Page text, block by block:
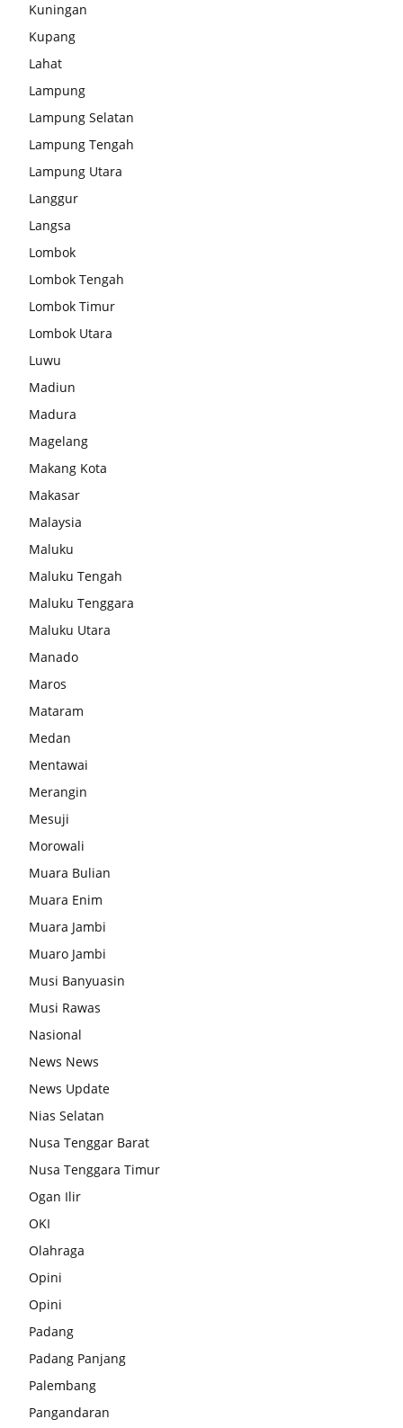
Kuningan
Kupang
Lahat
Lampung
Lampung Selatan
Lampung Tengah
Lampung Utara
Langgur
Langsa
Lombok
Lombok Tengah
Lombok Timur
Lombok Utara
Luwu
Madiun
Madura
Magelang
Makang Kota
Makasar
Malaysia
Maluku
Maluku Tengah
Maluku Tenggara
Maluku Utara
Manado
Maros
Mataram
Medan
Mentawai
Merangin
Mesuji
Morowali
Muara Bulian
Muara Enim
Muara Jambi
Muaro Jambi
Musi Banyuasin
Musi Rawas
Nasional
News News
News Update
Nias Selatan
Nusa Tenggar Barat
Nusa Tenggara Timur
Ogan Ilir
OKI
Olahraga
Opini
Opini
Padang
Padang Panjang
Palembang
Pangandaran